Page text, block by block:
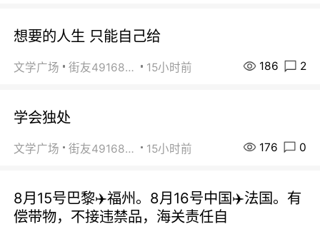
想要的人生 只能自己给
文学广场 街友49168527 15小时前 186 2
学会独处
文学广场 街友49168527 15小时前 176 0
8月15号巴黎✈️福州。8月16号中国✈️法国。有
偿带物，不接违禁品，海关责任自